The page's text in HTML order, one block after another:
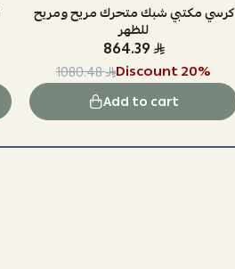
كرسي مكتبي شبك متحرك مريح ومريح
للظهر
864.39
1080.48 Discount20%
Add to cart